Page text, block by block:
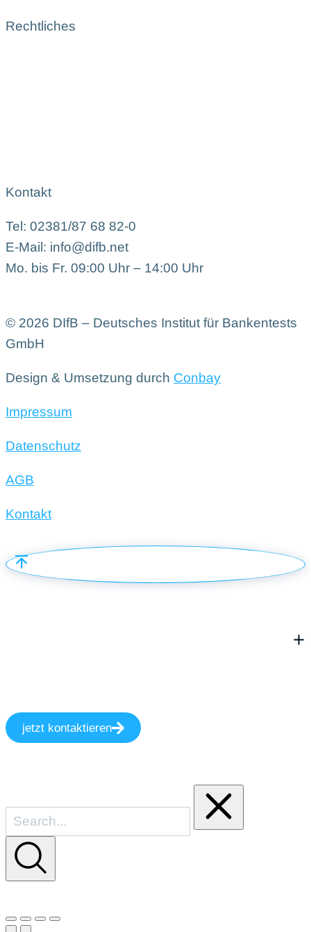
Rechtliches
Kontakt
Tel: 02381/87 68 82-0
E-Mail: info@difb.net
Mo. bis Fr. 09:00 Uhr – 14:00 Uhr
© 2026 DIfB – Deutsches Institut für Bankentests
GmbH
Design & Umsetzung durch Conbay
Impressum
Datenschutz
AGB
Kontakt
jetzt kontaktieren